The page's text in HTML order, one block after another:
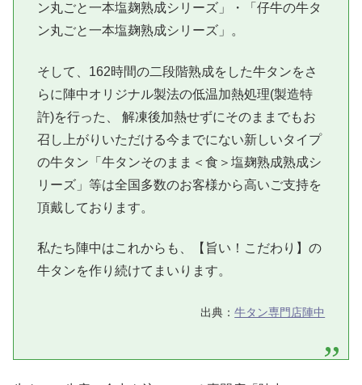
ン丸ごと一本塩麹熟成シリーズ」・「仔牛の牛タ
ン丸ごと一本塩麹熟成シリーズ」。
そして、162時間の二段階熟成をした牛タンをさ
らに陣中オリジナル製法の低温加熱処理(製造特
許)を行った、 解凍後加熱せずにそのままでもお
召し上がりいただける今までにない新しいタイプ
の牛タン「牛タンそのまま＜食＞塩麹熟成熟成シ
リーズ」等は全国多数のお客様から高いご支持を
頂戴しております。
私たち陣中はこれからも、【旨い！こだわり】の
牛タンを作り続けてまいります。
出典：牛タン専門店陣中